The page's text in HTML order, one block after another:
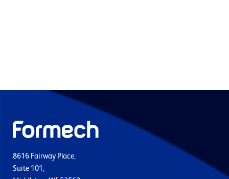
8616 Fairway Place,
Suite 101,